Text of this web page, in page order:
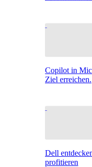
Copilot in
Ziel erreichen.
Dell
profitieren